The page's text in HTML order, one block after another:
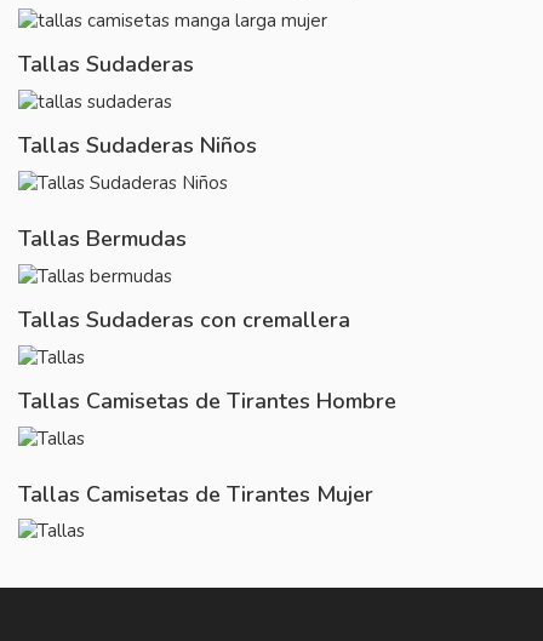
Tallas Sudaderas
Tallas Sudaderas Niños
Tallas Bermudas
Tallas Sudaderas con cremallera
Tallas Camisetas de Tirantes Hombre
Tallas Camisetas de Tirantes Mujer